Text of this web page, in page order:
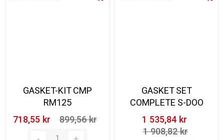
GASKET-KIT CMP
RM125
718,55 kr‎
899,56 kr‎
GASKET SET
COMPLETE S-DOO
1 535,84 kr‎
1 908,82 kr‎